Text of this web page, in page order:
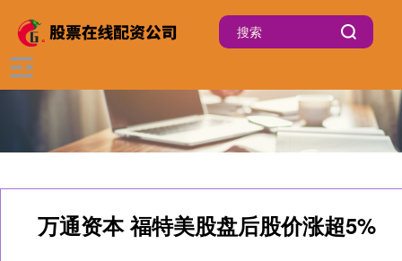
万通资本 福特美股盘后股价涨超5%